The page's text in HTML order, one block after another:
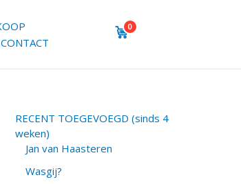
CONTACT
0
RECENT TOEGEVOEGD (sinds 4
weken)
Jan van Haasteren
Wasgij?